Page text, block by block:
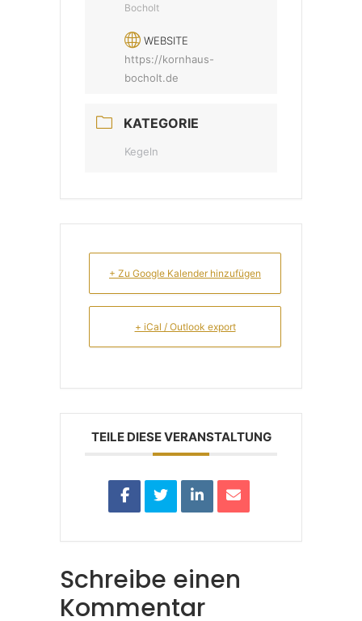
Bocholt
WEBSITE
https://kornhaus-
bocholt.de
KATEGORIE
Kegeln
+ Zu Google Kalender hinzufügen
+ iCal / Outlook export
TEILE DIESE VERANSTALTUNG
Schreibe einen
Kommentar